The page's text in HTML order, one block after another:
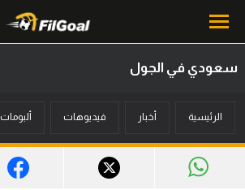
أخبار
سعودي في الجول
الرئيسية أخبار فيديوهات ألبومات